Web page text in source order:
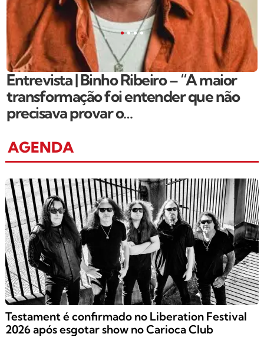
Entrevista | Binho Ribeiro – “A maior
transformação foi entender que não
precisava provar o…
AGENDA
Testament é confirmado no Liberation Festival
2026 após esgotar show no Carioca Club